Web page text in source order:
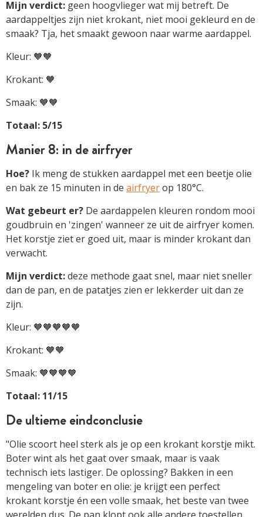
Mijn verdict: geen hoogvlieger wat mij betreft. De
aardappeltjes zijn niet krokant, niet mooi gekleurd en de
smaak? Tja, het smaakt gewoon naar warme aardappel.
Kleur: 🧡🧡
Krokant: 🧡
Smaak: 🧡🧡
Totaal: 5/15
Manier 8: in de airfryer
Hoe? Ik meng de stukken aardappel met een beetje olie
en bak ze 15 minuten in de airfryerop 180°C.
Wat gebeurt er? De aardappelen kleuren rondom mooi
goudbruin en 'zingen' wanneer ze uit de airfryer komen.
Het korstje ziet er goed uit, maar is minder krokant dan
verwacht.
Mijn verdict:deze methode gaat snel, maar niet sneller
dan de pan, en de patatjes zien er lekkerder uit dan ze
zijn.
Kleur: 🧡🧡🧡🧡🧡
Krokant: 🧡🧡
Smaak: 🧡🧡🧡🧡
Totaal: 11/15
De ultieme eindconclusie
"Olie scoort heel sterk als je op een krokant korstje mikt.
Boter wint als het gaat over smaak, maar is vaak
technisch iets lastiger. De oplossing? Bakken in een
mengeling van boter en olie: je krijgt een perfect
krokant korstje én een volle smaak, het beste van twee